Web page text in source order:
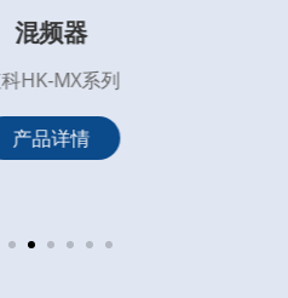
混频器
HK-MX系列
产品详情